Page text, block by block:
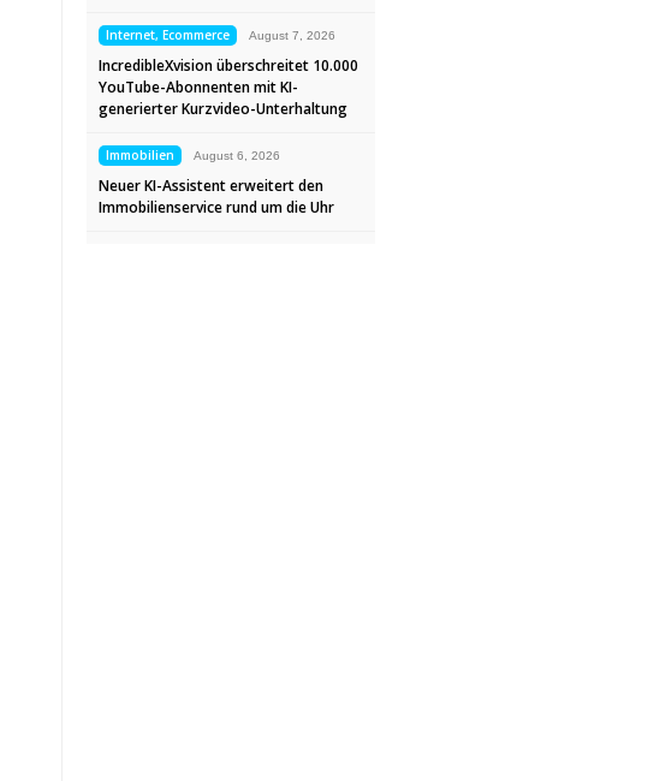
Internet, Ecommerce August 7, 2026
IncredibleXvision überschreitet 10.000
YouTube-Abonnenten mit KI-
generierter Kurzvideo-Unterhaltung
Immobilien August 6, 2026
Neuer KI-Assistent erweitert den
Immobilienservice rund um die Uhr